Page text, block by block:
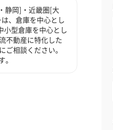
静岡]・近畿圏[大
、倉庫を中心とし
小型倉庫を中心とし
不動産に特化した
相談ください。